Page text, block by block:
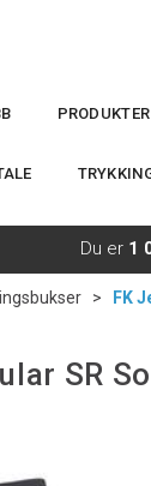
PRODUKTER
Du er 1
> FK
SR So